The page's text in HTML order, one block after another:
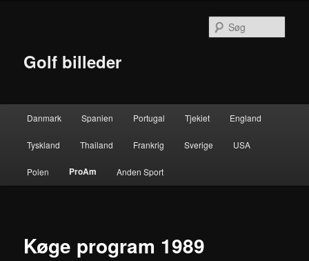
Golf billeder
Danmark Spanien Portugal Tjekiet England
Tyskland Thailand Frankrig Sverige USA
Polen ProAm Anden Sport
Køge program 1989